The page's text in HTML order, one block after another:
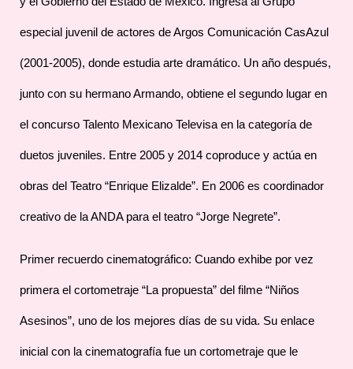
especial juvenil de actores de Argos Comunicación CasAzul
(2001-2005), donde estudia arte dramático. Un año después,
junto con su hermano Armando, obtiene el segundo lugar en
el concurso Talento Mexicano Televisa en la categoría de
duetos juveniles. Entre 2005 y 2014 coproduce y actúa en
obras del Teatro “Enrique Elizalde”. En 2006 es coordinador
creativo de la ANDA para el teatro “Jorge Negrete”.
Primer recuerdo cinematográfico: Cuando exhibe por vez
primera el cortometraje “La propuesta” del filme “Niños
Asesinos”, uno de los mejores días de su vida. Su enlace
inicial con la cinematografía fue un cortometraje que le